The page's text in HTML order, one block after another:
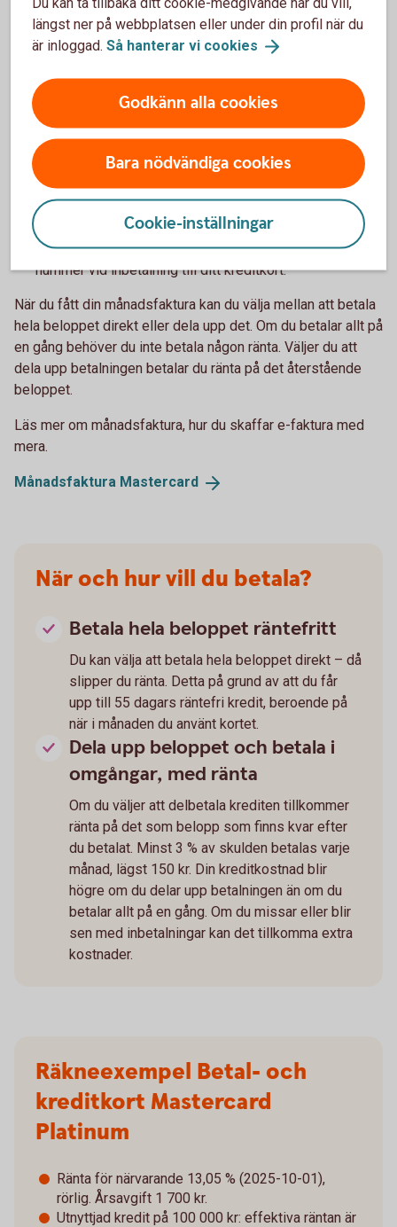
När du betalar med ditt kreditkort får du alla dina inköp
och uttag samlade på en månadsfaktura. Detta hjälper
dig få bra koll på dina utgifter.
Du har upp till 55 dagars räntefri kredit. Exakt hur många
dagar beror på när i månaden du använde kortet.
Det enklaste sättet att få din månadsfaktura är som en
e-faktura. Bra att veta är att det alltid är samma OCR-
nummer vid inbetalning till ditt kreditkort.
När du fått din månadsfaktura kan du välja mellan att betala
hela beloppet direkt eller dela upp det. Om du betalar allt på
en gång behöver du inte betala någon ränta. Väljer du att
dela upp betalningen betalar du ränta på det återstående
beloppet.
Läs mer om månadsfaktura, hur du skaffar e-faktura med
mera.
Månadsfaktura Mastercard
När och hur vill du betala?
Betala hela beloppet räntefritt
Du kan välja att betala hela beloppet direkt – då
slipper du ränta. Detta på grund av att du får
upp till 55 dagars räntefri kredit, beroende på
när i månaden du använt kortet.
Dela upp beloppet och betala i
omgångar, med ränta
Om du väljer att delbetala krediten tillkommer
ränta på det som belopp som finns kvar efter
du betalat. Minst 3 % av skulden betalas varje
månad, lägst 150 kr. Din kreditkostnad blir
högre om du delar upp betalningen än om du
betalar allt på en gång. Om du missar eller blir
sen med inbetalningar kan det tillkomma extra
kostnader.
Räkneexempel Betal- och
kreditkort Mastercard
Platinum
Ränta för närvarande 13,05 % (2025-10-01),
rörlig. Årsavgift 1 700 kr.
Utnyttjad kredit på 100 000 kr: effektiva räntan är
längst ner på webbplatsen eller under din profil när du
är inloggad. Så hanterar vi cookies
Godkänn alla cookies
Bara nödvändiga cookies
Cookie-inställningar